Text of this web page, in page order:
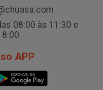
08:00 às 11:30 e
APP